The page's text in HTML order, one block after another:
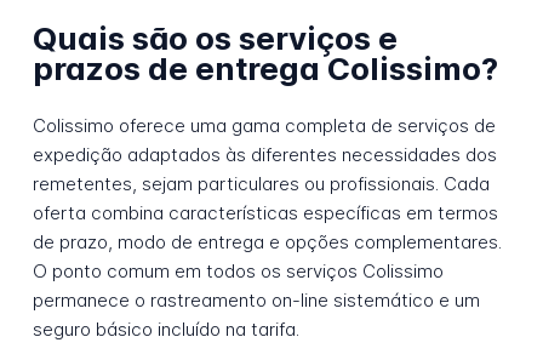
Quais são os serviços e
prazos de entrega Colissimo?
Colissimo oferece uma gama completa de serviços de
expedição adaptados às diferentes necessidades dos
remetentes, sejam particulares ou profissionais. Cada
oferta combina características específicas em termos
de prazo, modo de entrega e opções complementares.
O ponto comum em todos os serviços Colissimo
permanece o rastreamento on-line sistemático e um
seguro básico incluído na tarifa.